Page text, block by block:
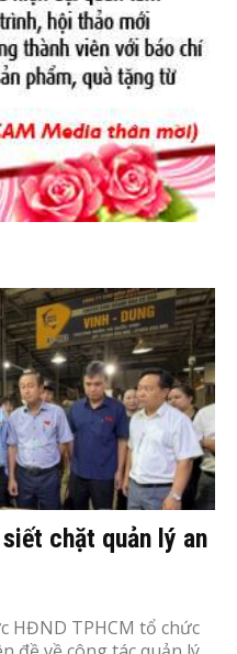
chặt quản lý an
HĐND TPHCM tổ chức